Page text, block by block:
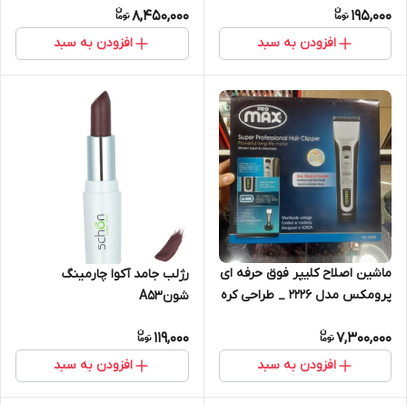
195,000
افزودن به سبد
8,450,000
افزودن به سبد
ماشین اصلاح کلیپر فوق حرفه ای
پرومکس مدل 2226 _ طراحی کره
7,300,000
افزودن به سبد
رژلب جامد آکوا چارمینگ
شونA53
119,000
افزودن به سبد